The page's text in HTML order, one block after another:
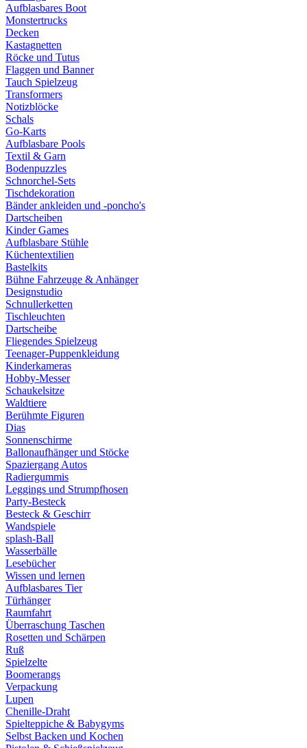
Aufblasbares Boot
Monstertrucks
Decken
Kastagnetten
Röcke und Tutus
Flaggen und Banner
Tauch Spielzeug
Transformers
Notizblöcke
Schals
Go-Karts
Aufblasbare Pools
Textil & Garn
Bodenpuzzles
Schnorchel-Sets
Tischdekoration
Bänder ankleiden und -poncho's
Dartscheiben
Kinder Games
Aufblasbare Stühle
Küchentextilien
Bastelkits
Bühne Fahrzeuge & Anhänger
Designstudio
Schnullerketten
Tischleuchten
Dartscheibe
Fliegendes Spielzeug
Teenager-Puppenkleidung
Kinderkameras
Hobby-Messer
Schaukelsitze
Waldtiere
Berühmte Figuren
Dias
Sonnenschirme
Ballonaufhänger und Stöcke
Spaziergang Autos
Radiergummis
Leggings und Strumpfhosen
Party-Besteck
Besteck & Geschirr
Wandspiele
splash-Ball
Wasserbälle
Lesebücher
Wissen und lernen
Aufblasbares Tier
Türhänger
Raumfahrt
Überraschung Taschen
Rosetten und Schärpen
Ruß
Spielzelte
Boomerangs
Verpackung
Lupen
Chenille-Draht
Spielteppiche & Babygyms
Selbst Backen und Kochen